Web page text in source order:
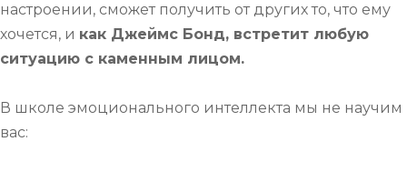
настроении, сможет получить от других то, что ему
хочется, и как Джеймс Бонд, встретит любую
ситуацию с каменным лицом.
В школе эмоционального интеллекта мы не научим
вас: